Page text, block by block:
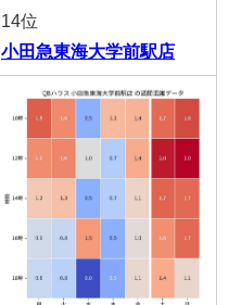
14位
小田急東海大学前駅店